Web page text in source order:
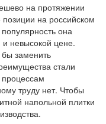
на протяжении
на российском
она
и невысокой цене.
заменить
стали
труду нет. Чтобы
напольной плитки